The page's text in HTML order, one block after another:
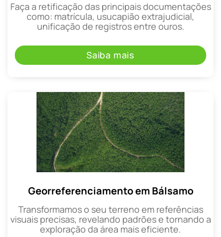
Faça a retificação das principais documentações
como: matrícula, usucapião extrajudicial,
unificação de registros entre ouros.
Saiba mais
Georreferenciamento em Bálsamo
Transformamos o seu terreno em referências
visuais precisas, revelando padrões e tornando a
exploração da área mais eficiente.